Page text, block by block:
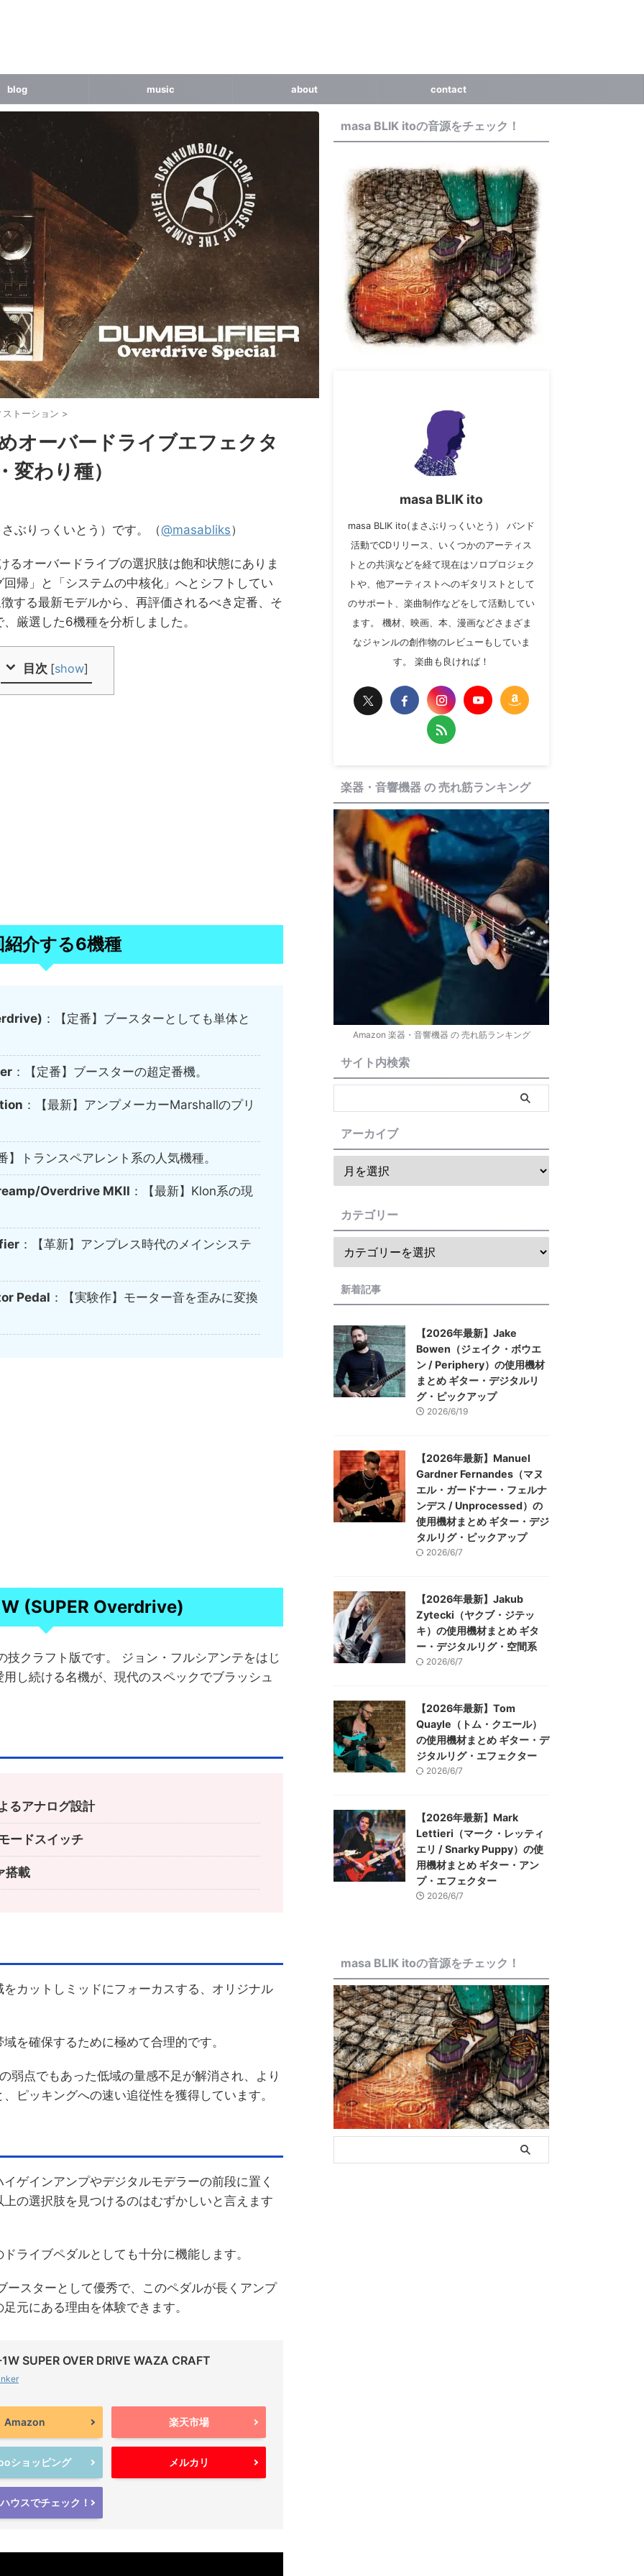
blog music about contact
トーション >
オーバードライブエフェクタ
変わり種）
ぶりっくいとう）です。（@masabliks）
オーバードライブの選択肢は飽和状態にありま
帰」と「システムの中核化」へとシフトしてい
する最新モデルから、再評価されるべき定番、そ
厳選した6機種を分析しました。
目次 [show]
紹介する6機種
：【定番】ブースターとしても単体と
：【定番】ブースターの超定番機。
：【最新】アンプメーカーMarshallのプリ
】トランスペアレント系の人気機種。
Overdrive MKII ：【最新】Klon系の現
：【革新】アンプレス時代のメインシステ
Pedal ：【実験作】モーター音を歪みに変換
(SUPER Overdrive)
技クラフト版です。 ジョン・フルシアンテをはじ
し続ける名機が、現代のスペックでブラッシュ
るアナログ設計
ードスイッチ
搭載
カットしミッドにフォーカスする、オリジナル
を確保するために極めて合理的です。
弱点でもあった低域の量感不足が解消され、より
ピッキングへの速い追従性を獲得しています。
ゲインアンプやデジタルモデラーの前段に置く
の選択肢を見つけるのはむずかしいと言えます
ライブペダルとしても十分に機能します。
ースターとして優秀で、このペダルが長くアンプ
元にある理由を体験できます。
SUPER OVER DRIVE WAZA CRAFT
Amazon 楽天市場
ショッピング メルカリ
ウスでチェック！
masa BLIK itoの音源をチェック！
masa BLIK ito
masa BLIK ito(まさぶりっくいとう） バンド
活動でCDリリース、いくつかのアーティス
トとの共演などを経て現在はソロプロジェク
トや、他アーティストへのギタリストとして
のサポート、楽曲制作などをして活動してい
ます。 機材、映画、本、漫画などさまざま
なジャンルの創作物のレビューもしていま
す。 楽曲も良ければ！
楽器・音響機器 の 売れ筋ランキング
Amazon 楽器・音響機器 の 売れ筋ランキング
サイト内検索
アーカイブ
カテゴリー
新着記事
【2026年最新】Jake
Bowen（ジェイク・ボウエ
ン / Periphery）の使用機材
まとめ ギター・デジタルリ
グ・ピックアップ
2026/6/19
【2026年最新】Manuel
Gardner Fernandes（マヌ
エル・ガードナー・フェルナ
ンデス / Unprocessed）の
使用機材まとめ ギター・デジ
タルリグ・ピックアップ
2026/6/7
【2026年最新】Jakub
Zytecki（ヤクブ・ジテッ
キ）の使用機材まとめ ギタ
ー・デジタルリグ・空間系
2026/6/7
【2026年最新】Tom
Quayle（トム・クエール）
の使用機材まとめ ギター・デ
ジタルリグ・エフェクター
2026/6/7
【2026年最新】Mark
Lettieri（マーク・レッティ
エリ / Snarky Puppy）の使
用機材まとめ ギター・アン
プ・エフェクター
2026/6/7
masa BLIK itoの音源をチェック！